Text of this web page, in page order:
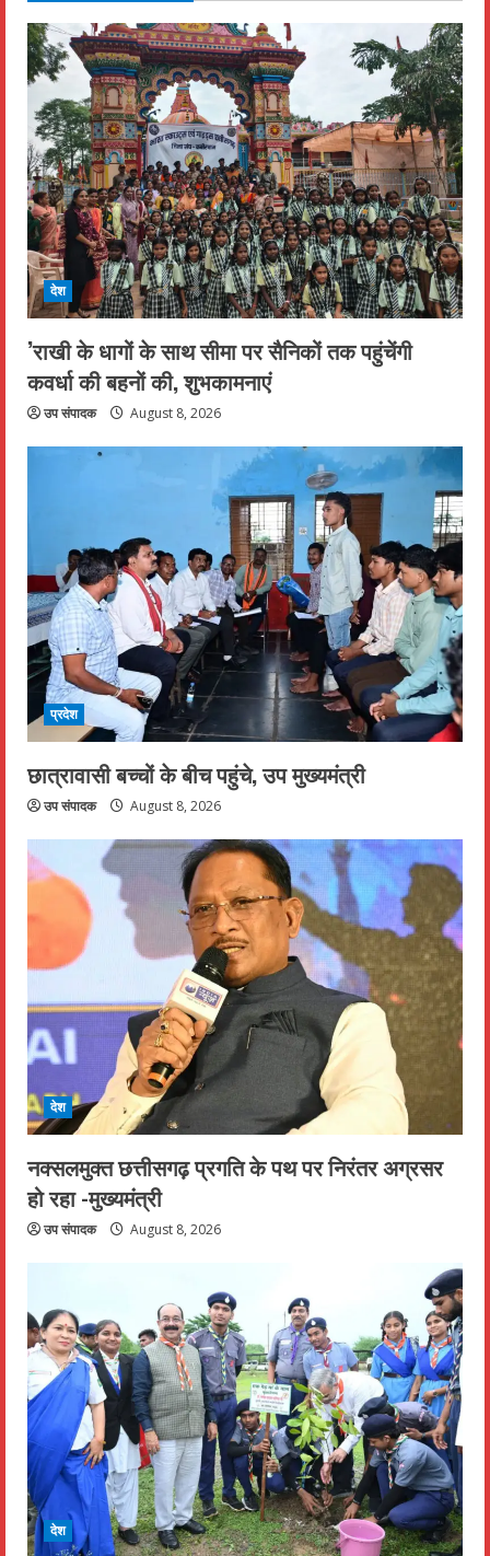
देश
’राखी के धागों के साथ सीमा पर सैनिकों तक पहुंचेंगी
कवर्धा की बहनों की, शुभकामनाएं
उप संपादक August 8, 2026
प्रदेश
छात्रावासी बच्चों के बीच पहुंचे, उप मुख्यमंत्री
उप संपादक August 8, 2026
देश
नक्सलमुक्त छत्तीसगढ़ प्रगति के पथ पर निरंतर अग्रसर
हो रहा -मुख्यमंत्री
उप संपादक August 8, 2026
देश